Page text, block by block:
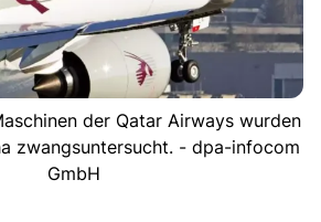
der Qatar Airways wurden
zwangsuntersucht. - dpa-infocom
GmbH